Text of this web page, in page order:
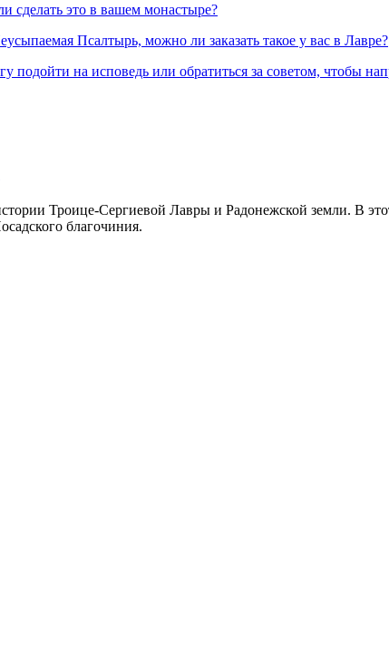
сделать это в вашем монастыре?
Псалтырь, можно ли заказать такое у вас в Лавре?
подойти на исповедь или обратиться за советом, чтобы
Троице-Сергиевой Лавры и Радонежской земли. В
благочиния.